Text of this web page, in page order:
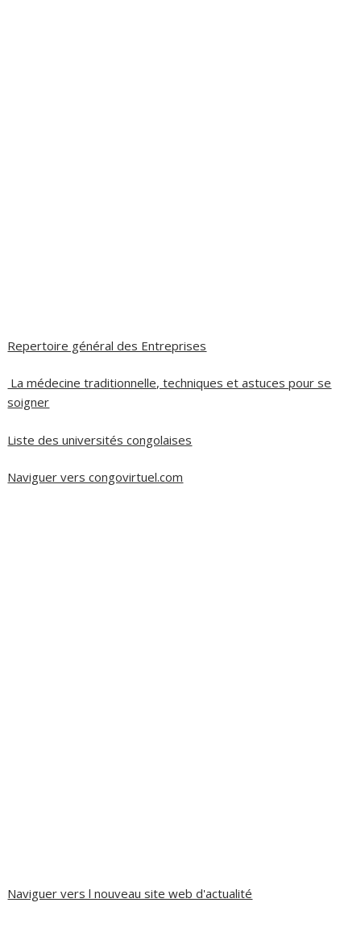
Repertoire général des Entreprises
La médecine traditionnelle, techniques et astuces pour se
soigner
Liste des universités congolaises
Naviguer vers congovirtuel.com
Naviguer vers l nouveau site web d'actualité